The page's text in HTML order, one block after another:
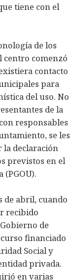
tiene con el
de los
centro comenzó
contacto
para
del uso. No
de la
responsables
se les
la declaración
previstos en el
(PGOU).
de abril, cuando
recibido
de
financiado
Social y
privada.
en varias